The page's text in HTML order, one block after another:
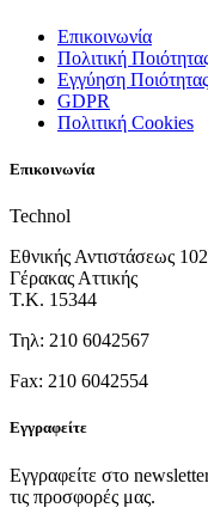
Επικοινωνία
Πολιτική
Εγγύηση Ποιότητας
GDPR
Πολιτική Cookies
Επικοινωνία
Technol
Εθνικής Αντιστάσεως 102
Γέρακας Αττικής
Τ.Κ. 15344
Τηλ: 210 6042567
Fax: 210 6042554
Εγγραφείτε
Εγγραφείτε στο
τις προσφορές μας.